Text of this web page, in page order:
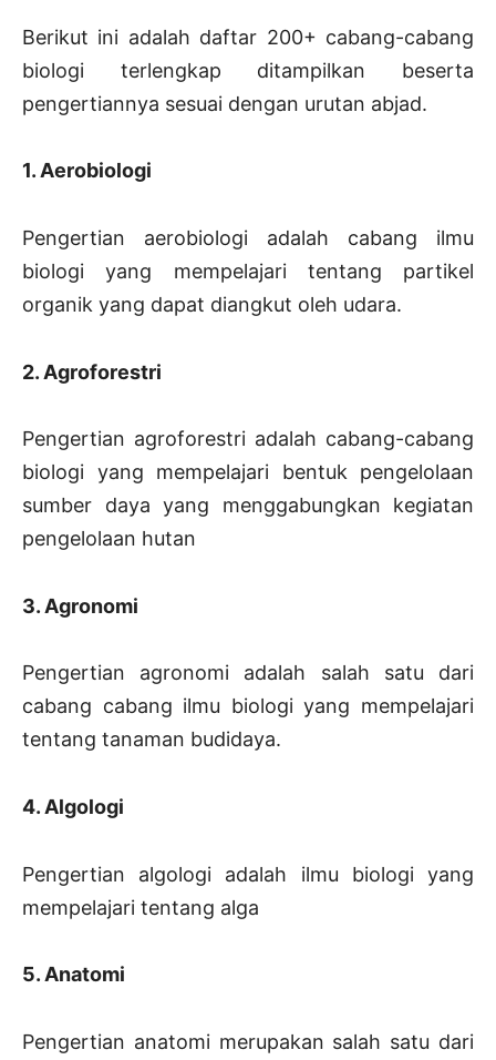
Berikut ini adalah daftar 200+ cabang-cabang
biologi terlengkap ditampilkan beserta
pengertiannya sesuai dengan urutan abjad.
1. Aerobiologi
Pengertian aerobiologi adalah cabang ilmu
biologi yang mempelajari tentang partikel
organik yang dapat diangkut oleh udara.
2. Agroforestri
Pengertian agroforestri adalah cabang-cabang
biologi yang mempelajari bentuk pengelolaan
sumber daya yang menggabungkan kegiatan
pengelolaan hutan
3. Agronomi
Pengertian agronomi adalah salah satu dari
cabang cabang ilmu biologi yang mempelajari
tentang tanaman budidaya.
4. Algologi
Pengertian algologi adalah ilmu biologi yang
mempelajari tentang alga
5. Anatomi
Pengertian anatomi merupakan salah satu dari